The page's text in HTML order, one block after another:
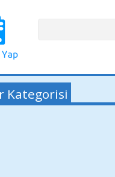
Kategorisi